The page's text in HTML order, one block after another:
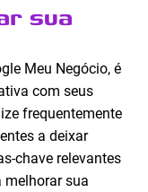
sua
Meu Negócio, é
com seus
frequentemente
a deixar
chave relevantes
melhorar sua